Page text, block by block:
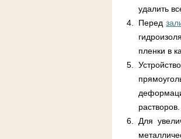
удалить
Перед
пленки в
растворов.
Для